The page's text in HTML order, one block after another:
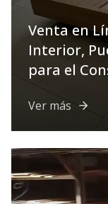
Venta en
Interior,
para el
Ver más